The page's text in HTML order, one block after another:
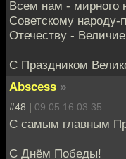
Всем нам - мирного
Советскому
Отечеству -
С Праздником
Abscess »
#48 | 09.05.16 03:35
С самым главным
С Днём Победы!